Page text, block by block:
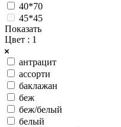
40*70
45*45
Показать
Цвет : 1
антрацит
ассорти
баклажан
беж
беж/белый
белый